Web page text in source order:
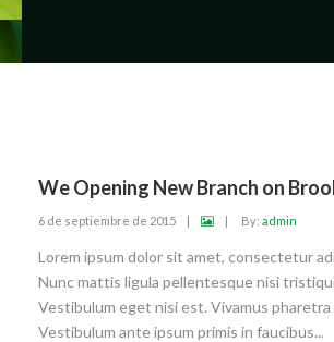
We Opening New Branch on
6 de septiembre de 2015 | | By: admin
Lorem ipsum dolor sit amet, consectetur
Nunc mattis ligula pellentesque nisi
Vestibulum eget nisi est. Vivamus
Vestibulum ante ipsum primis in faucibus...